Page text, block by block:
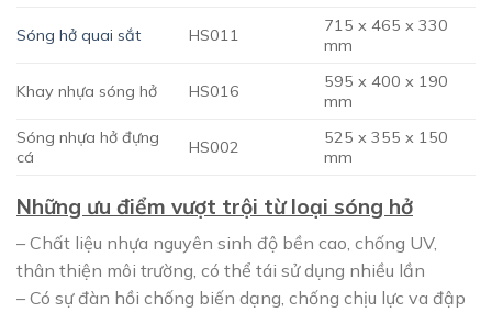
Sóng hở quai sắt HS011
715 x 465 x 330
mm
Khay nhựa sóng hở HS016
595 x 400 x 190
mm
Sóng nhựa hở đựng
cá
HS002
525 x 355 x 150
mm
Những ưu điểm vượt trội từ loại sóng hở
– Chất liệu nhựa nguyên sinh độ bền cao, chống UV,
thân thiện môi trường, có thể tái sử dụng nhiều lần
– Có sự đàn hồi chống biến dạng, chống chịu lực va đập